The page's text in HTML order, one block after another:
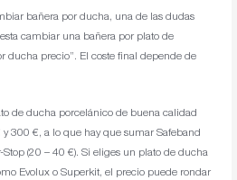
bañera por ducha, una de las dudas
cambiar una bañera por plato de
ducha precio”. El coste final depende de
de ducha porcelánico de buena calidad
y 300 €, a lo que hay que sumar Safeband
Stop (20 – 40 €). Si eliges un plato de ducha
Evolux o Superkit, el precio puede rondar